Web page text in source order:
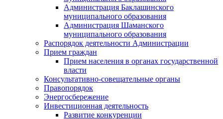
Администрация Баклашинского
муниципального образования
Администрация Шаманского
муниципального образования
Распорядок деятельности Администрации
Прием граждан
Прием населения в органах государственной
власти
Консультативно-совещательные органы
Правопорядок
Энергосбережение
Инвестиционная деятельность
Развитие конкуренции